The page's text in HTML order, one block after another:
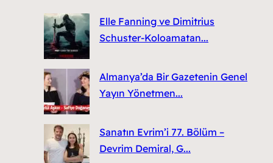
Elle Fanning ve Dimitrius
Schuster-Koloamatan...
Almanya’da Bir Gazetenin Genel
Yayın Yönetmen...
Sanatın Evrim’i 77. Bölüm –
Devrim Demiral, G...